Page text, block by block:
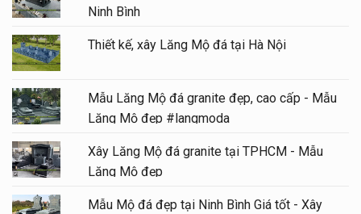
Ninh Bình
Thiết kế, xây Lăng Mộ đá tại Hà Nội
Mẫu Lăng Mộ đá granite đẹp, cao cấp - Mẫu
Lăng Mộ đẹp #langmoda
Xây Lăng Mộ đá granite tại TPHCM - Mẫu
Lăng Mộ đẹp
Mẫu Mộ đá đẹp tại Ninh Bình Giá tốt - Xây